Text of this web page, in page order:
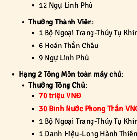
12 Ngự Linh Phù
Thưởng Thành Viên:
1 Bộ Ngoại Trang-Thúy Tụ
6 Hoán Thần Châu
9 Ngự Linh Phù
Hạng 2 Tông Môn toàn máy chủ:
Thưởng Tông Chủ:
70 triệu VNĐ
30 Bình Nước Phong Thần
1 Bộ Ngoại Trang-Thúy Tụ
1 Danh Hiệu-Long Hành